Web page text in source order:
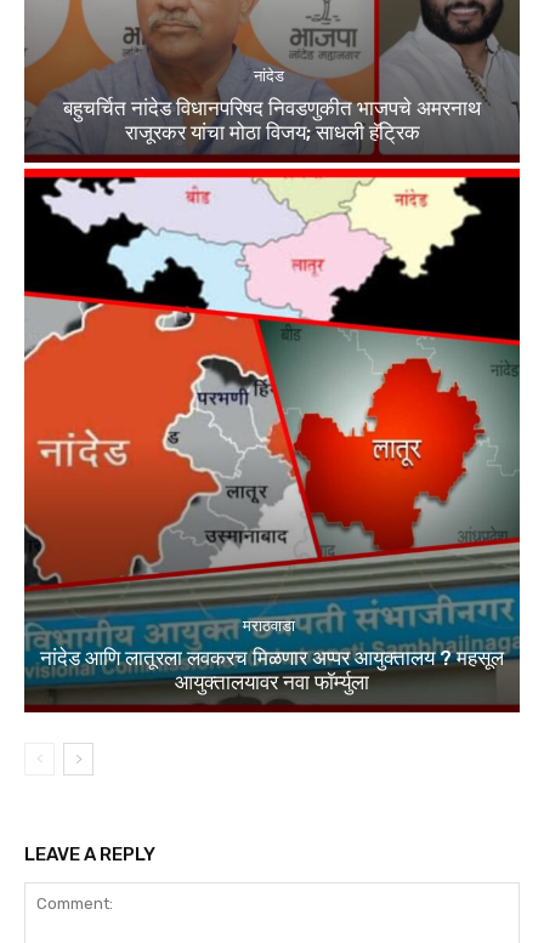
नांदेड
बहुचर्चित नांदेड विधानपरिषद निवडणुकीत भाजपचे अमरनाथ
राजूरकर यांचा मोठा विजय; साधली हॅट्रिक
मराठवाडा
नांदेड आणि लातूरला लवकरच मिळणार अप्पर आयुक्तालय ? महसूल
आयुक्तालयावर नवा फॉर्म्युला
LEAVE A REPLY